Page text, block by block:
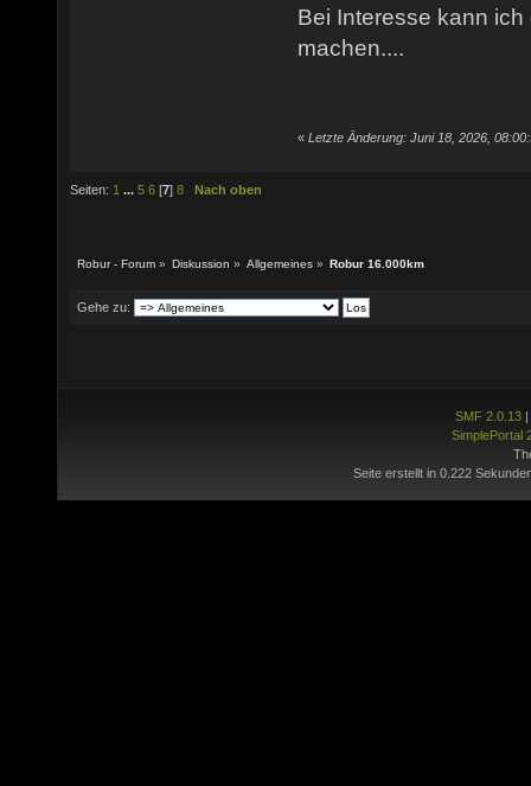
Bei Interesse kann
machen....
« Letzte Änderung: Juni 18, 2026,
Seiten: 1 ... 5 6 [7] 8 Nach oben
Robur - Forum » Diskussion » Allgemeines » Robur 16.000km
Gehe zu:
SMF 2.0.13|
SimplePortal
Seite erstellt in 0.222